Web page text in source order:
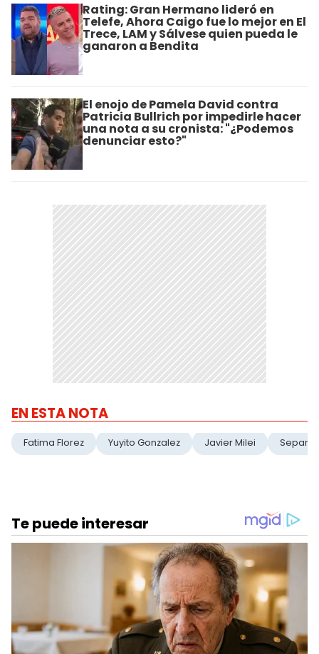
Rating: Gran Hermano lideró en
Telefe, Ahora Caigo fue lo mejor en El
Trece, LAM y Sálvese quien pueda le
ganaron a Bendita
El enojo de Pamela David contra
Patricia Bullrich por impedirle hacer
una nota a su cronista: "¿Podemos
denunciar esto?"
EN ESTA NOTA
Fatima Florez Yuyito Gonzalez Javier Milei